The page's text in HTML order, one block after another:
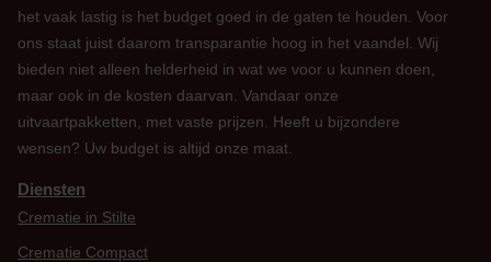
het vaak lastig is het budget goed in de gaten te houden. Voor
ons staat juist daarom transparantie hoog in het vaandel. Wij
bieden niet alleen helderheid in wat we voor u kunnen doen,
maar ook in de kosten daarvan. Vandaar onze
uitvaartpakketten, met vaste prijzen. Heeft u bijzondere
wensen? Uw budget is altijd onze maat.
Diensten
Crematie in Stilte
Crematie Compact